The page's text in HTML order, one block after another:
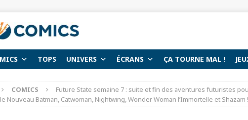
TOPS UNIVERS ÉCRANS ÇA TOURNE MAL !
COMICS
Future State semaine 7 : suite et fin des aventures futuristes
Nouveau Batman, Catwoman, Nightwing, Wonder Woman l’Immortelle et Shazam !